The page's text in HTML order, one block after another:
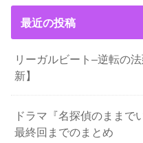
最近の投稿
リーガルビート–逆転の
新】
ドラマ『名探偵のままで
最終回までのまとめ